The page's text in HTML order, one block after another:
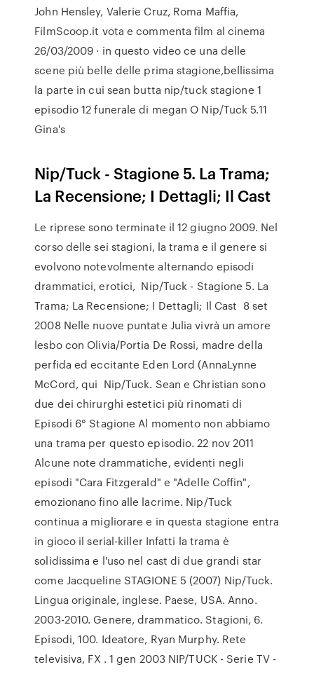
John Hensley, Valerie Cruz, Roma Maffia,
FilmScoop.it vota e commenta film al cinema
26/03/2009 · in questo video ce una delle
scene più belle delle prima stagione,bellissima
la parte in cui sean butta nip/tuck stagione 1
episodio 12 funerale di megan O Nip/Tuck 5.11
Gina's
Nip/Tuck - Stagione 5. La Trama;
La Recensione; I Dettagli; Il Cast
Le riprese sono terminate il 12 giugno 2009. Nel
corso delle sei stagioni, la trama e il genere si
evolvono notevolmente alternando episodi
drammatici, erotici, Nip/Tuck - Stagione 5. La
Trama; La Recensione; I Dettagli; Il Cast 8 set
2008 Nelle nuove puntate Julia vivrà un amore
lesbo con Olivia/Portia De Rossi, madre della
perfida ed eccitante Eden Lord (AnnaLynne
McCord, qui Nip/Tuck. Sean e Christian sono
due dei chirurghi estetici più rinomati di
Episodi 6° Stagione Al momento non abbiamo
una trama per questo episodio. 22 nov 2011
Alcune note drammatiche, evidenti negli
episodi "Cara Fitzgerald" e "Adelle Coffin",
emozionano fino alle lacrime. Nip/Tuck
continua a migliorare e in questa stagione entra
in gioco il serial-killer Infatti la trama è
solidissima e l'uso nel cast di due grandi star
come Jacqueline STAGIONE 5 (2007) Nip/Tuck.
Lingua originale, inglese. Paese, USA. Anno.
2003-2010. Genere, drammatico. Stagioni, 6.
Episodi, 100. Ideatore, Ryan Murphy. Rete
televisiva, FX . 1 gen 2003 NIP/TUCK - Serie TV -